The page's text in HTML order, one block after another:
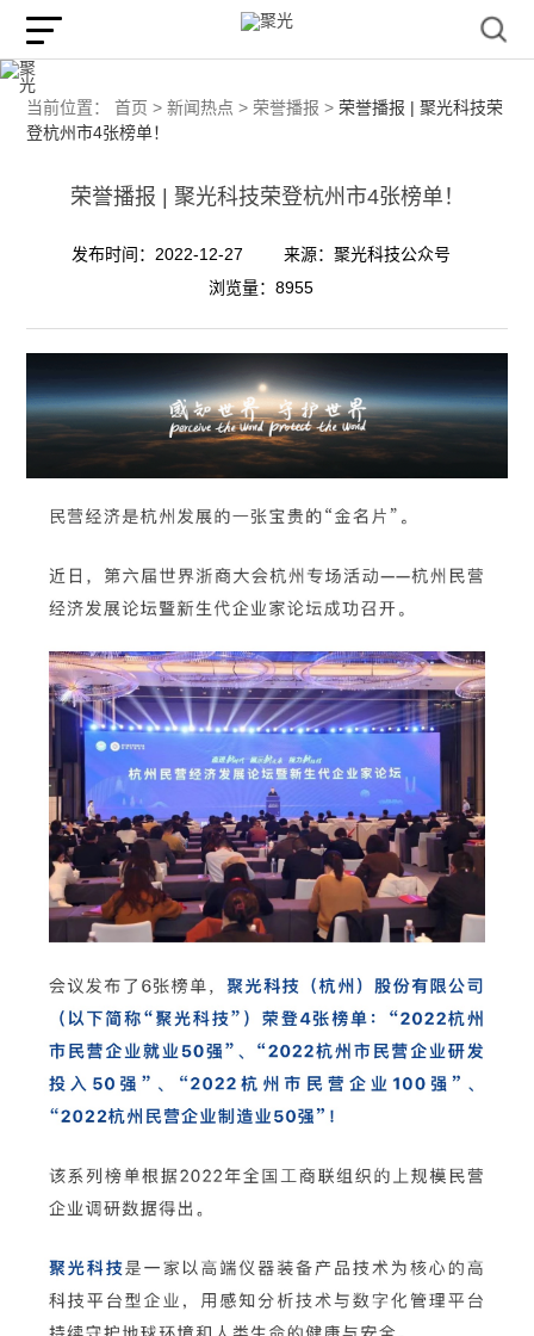
当前位置： 首页 > 新闻热点 > 荣誉播报 > 荣誉播报 | 聚光科技荣
登杭州市4张榜单！
荣誉播报 | 聚光科技荣登杭州市4张榜单！
发布时间：2022-12-27
来源：聚光科技公众号
浏览量：8955